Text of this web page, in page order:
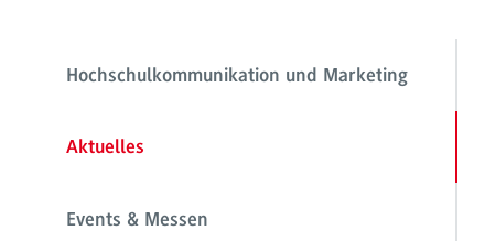
Hochschulkommunikation und Marketing
Aktuelles
Events & Messen